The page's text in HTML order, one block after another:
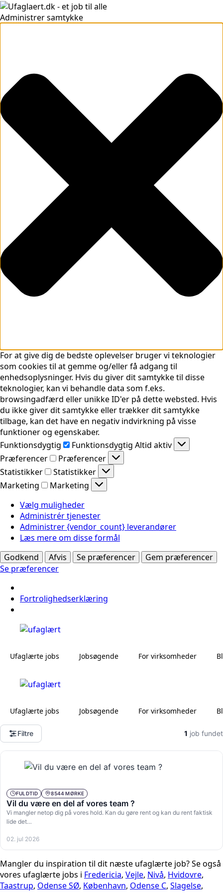
Administrer samtykke
For at give dig de bedste oplevelser bruger vi teknologier
som cookies til at gemme og/eller få adgang til
enhedsoplysninger. Hvis du giver dit samtykke til disse
teknologier, kan vi behandle data som f.eks.
browsingadfærd eller unikke ID'er på dette websted. Hvis
du ikke giver dit samtykke eller trækker dit samtykke
tilbage, kan det have en negativ indvirkning på visse
funktioner og egenskaber.
Funktionsdygtig
Funktionsdygtig Altid aktiv
Præferencer
Præferencer
Statistikker
Statistikker
Marketing
Marketing
Vælg muligheder
Administrér tjenester
Administrer {vendor_count} leverandører
Læs mere om disse formål
Godkend
Afvis Se præferencer
Gem præferencer
Se præferencer
Fortrolighedserklæring
Ufaglærte jobs Jobsøgende For virksomheder
Ufaglærte jobs Jobsøgende For virksomheder
Filtre 1 job fundet
FULDTID 8544 MØRKE
Vil du være en del af vores team ?
Vi mangler netop dig på vores hold. Kan du gøre rent og kan du rent faktisk
lide det…
02. jul 2026
Mangler du inspiration til dit næste ufaglærte job? Se også
vores ufaglærte jobs i Fredericia, Vejle, Nivå, Hvidovre,
Taastrup, Odense SØ, København, Odense C, Slagelse,